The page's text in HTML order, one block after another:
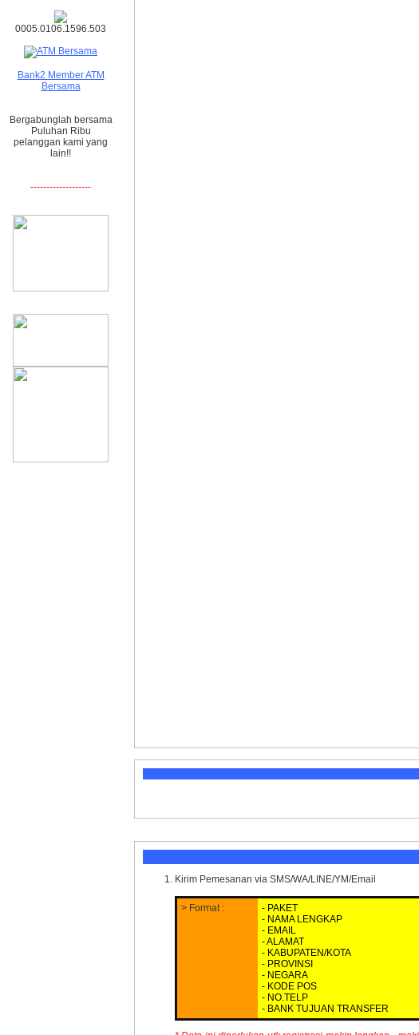
0005.0106.1596.503
Bank2 Member ATM
Bersama
Bergabunglah bersama
Puluhan Ribu
pelanggan kami yang
lain!!
-------------------
Kirim Pemesanan via SMS/WA/LINE/YM/Email
> Format :
- PAKET
- NAMA LENGKAP
- EMAIL
- ALAMAT
- KABUPATEN/KOTA
- PROVINSI
- NEGARA
- KODE POS
- NO.TELP
- BANK TUJUAN TRANSFER